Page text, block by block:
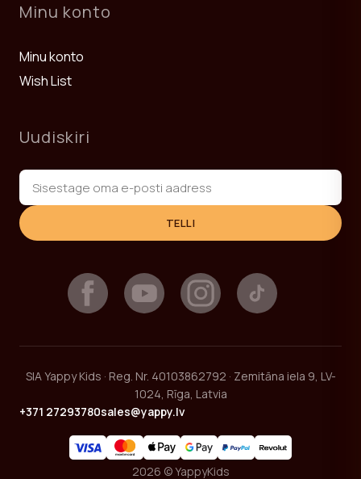
Minu konto
Minu konto
Wish List
Uudiskiri
TELLI
SIA Yappy Kids · Reg. Nr. 40103862792 · Zemitāna iela 9, LV-
1024, Rīga, Latvia
+371 27293780sales@yappy.lv
2026 © YappyKids